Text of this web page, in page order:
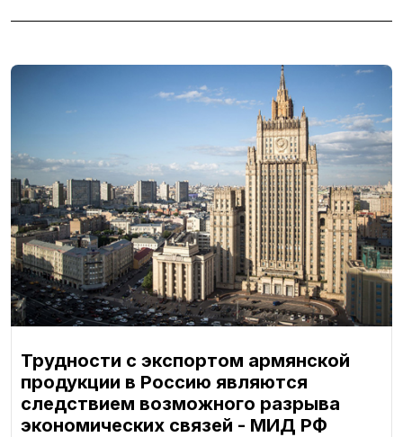
Трудности с экспортом армянской
продукции в Россию являются
следствием возможного разрыва
экономических связей - МИД РФ